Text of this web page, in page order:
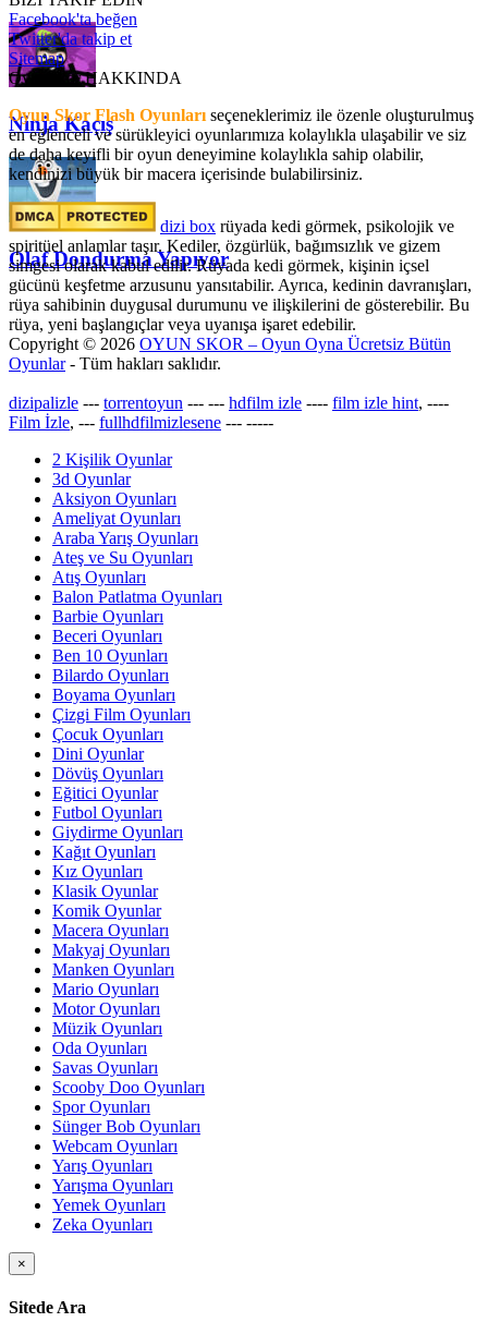
Ninja Kaçış
Olaf Dondurma Yapıyor
Facebook'ta beğen
Twitter'da takip et
Sitemap
OyunSkor HAKKINDA
Oyun Skor Flash Oyunları seçeneklerimiz ile özenle oluşturulmuş
en eğlenceli ve sürükleyici oyunlarımıza kolaylıkla ulaşabilir ve siz
de daha keyifli bir oyun deneyimine kolaylıkla sahip olabilir,
kendinizi büyük bir macera içerisinde bulabilirsiniz.
dizi box rüyada kedi görmek​, psikolojik ve
spiritüel anlamlar taşır. Kediler, özgürlük, bağımsızlık ve gizem
simgesi olarak kabul edilir. Rüyada kedi görmek, kişinin içsel
gücünü keşfetme arzusunu yansıtabilir. Ayrıca, kedinin davranışları,
rüya sahibinin duygusal durumunu ve ilişkilerini de gösterebilir. Bu
rüya, yeni başlangıçlar veya uyanışa işaret edebilir.
Copyright © 2026 OYUN SKOR – Oyun Oyna Ücretsiz Bütün
Oyunlar- Tüm hakları saklıdır.
dizipalizle --- torrentoyun --- --- hdfilm izle ---- film izle hint, ----
Film İzle, --- fullhdfilmizlesene --- -----
2 Kişilik Oyunlar
3d Oyunlar
Aksiyon Oyunları
Ameliyat Oyunları
Araba Yarış Oyunları
Ateş ve Su Oyunları
Atış Oyunları
Balon Patlatma Oyunları
Barbie Oyunları
Beceri Oyunları
Ben 10 Oyunları
Bilardo Oyunları
Boyama Oyunları
Çizgi Film Oyunları
Çocuk Oyunları
Dini Oyunlar
Dövüş Oyunları
Eğitici Oyunlar
Futbol Oyunları
Giydirme Oyunları
Kağıt Oyunları
Kız Oyunları
Klasik Oyunlar
Komik Oyunlar
Macera Oyunları
Makyaj Oyunları
Manken Oyunları
Mario Oyunları
Motor Oyunları
Müzik Oyunları
Oda Oyunları
Savas Oyunları
Scooby Doo Oyunları
Spor Oyunları
Sünger Bob Oyunları
Webcam Oyunları
Yarış Oyunları
Yarışma Oyunları
Yemek Oyunları
Zeka Oyunları
×
Sitede Ara